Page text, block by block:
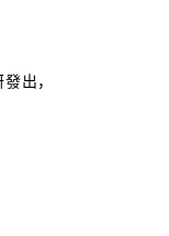
出，